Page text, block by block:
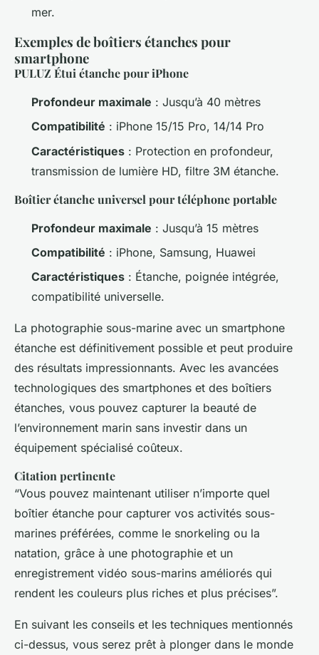
mer.
Exemples de boîtiers étanches pour
smartphone
PULUZ Étui étanche pour iPhone
Profondeur maximale : Jusqu’à 40 mètres
Compatibilité : iPhone 15/15 Pro, 14/14 Pro
Caractéristiques : Protection en profondeur,
transmission de lumière HD, filtre 3M étanche.
Boîtier étanche universel pour téléphone portable
Profondeur maximale : Jusqu’à 15 mètres
Compatibilité : iPhone, Samsung, Huawei
Caractéristiques : Étanche, poignée intégrée,
compatibilité universelle.
La photographie sous-marine avec un smartphone
étanche est définitivement possible et peut produire
des résultats impressionnants. Avec les avancées
technologiques des smartphones et des boîtiers
étanches, vous pouvez capturer la beauté de
l’environnement marin sans investir dans un
équipement spécialisé coûteux.
Citation pertinente
“Vous pouvez maintenant utiliser n’importe quel
boîtier étanche pour capturer vos activités sous-
marines préférées, comme le snorkeling ou la
natation, grâce à une photographie et un
enregistrement vidéo sous-marins améliorés qui
rendent les couleurs plus riches et plus précises”.
En suivant les conseils et les techniques mentionnés
ci-dessus, vous serez prêt à plonger dans le monde